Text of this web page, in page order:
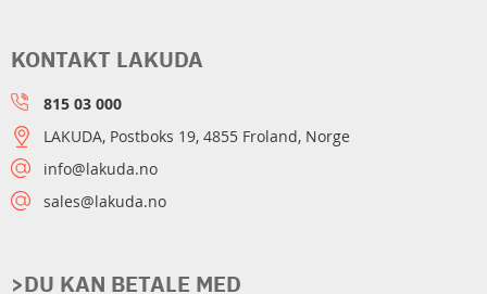
>DU KAN BETALE MED
KONTAKT LAKUDA
815 03 000
LAKUDA, Postboks 19, 4855 Froland, Norge
info@lakuda.no
sales@lakuda.no